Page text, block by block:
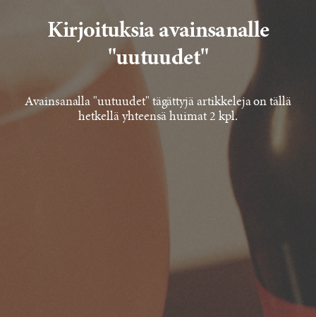
Kirjoituksia avainsanalle
"uutuudet"
Avainsanalla "uutuudet" tägättyjä artikkeleja on tällä
hetkellä yhteensä huimat 2 kpl.